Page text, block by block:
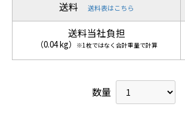
送料 送料表はこちら
送料当社負担
（0.04kg） ※1枚ではなく合計重量で計算
数量